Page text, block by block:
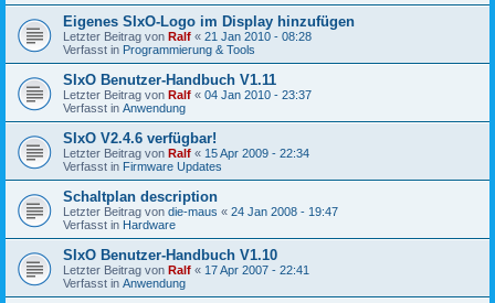
Eigenes SIxO-Logo im Display hinzufügen
Letzter Beitrag von Ralf « 21 Jan 2010 - 08:28
Verfasst in Programmierung & Tools
SIxO Benutzer-Handbuch V1.11
Letzter Beitrag von Ralf « 04 Jan 2010 - 23:37
Verfasst in Anwendung
SIxO V2.4.6 verfügbar!
Letzter Beitrag von Ralf « 15 Apr 2009 - 22:34
Verfasst in Firmware Updates
Schaltplan description
Letzter Beitrag von die-maus « 24 Jan 2008 - 19:47
Verfasst in Hardware
SIxO Benutzer-Handbuch V1.10
Letzter Beitrag von Ralf « 17 Apr 2007 - 22:41
Verfasst in Anwendung